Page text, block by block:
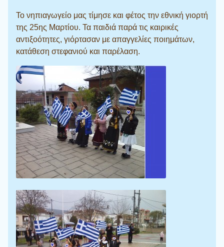
Το νηπιαγωγείο μας τίμησε και φέτος την εθνική γιορτή
της 25ης Μαρτίου. Τα παιδιά παρά τις καιρικές
αντιξοότητες, γιόρτασαν με απαγγελίες ποιημάτων,
κατάθεση στεφανιού και παρέλαση.